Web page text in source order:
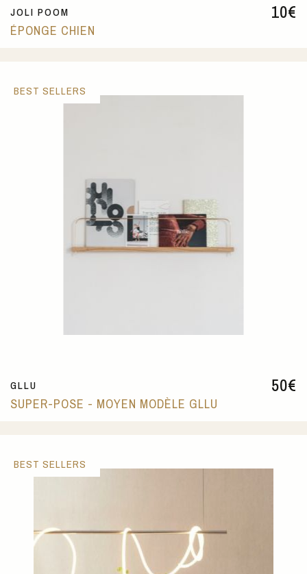
10€
JOLI POOM
ÉPONGE CHIEN
50€
GLLU
SUPER-POSE - MOYEN MODÈLE GLLU
BEST SELLERS
BEST SELLERS